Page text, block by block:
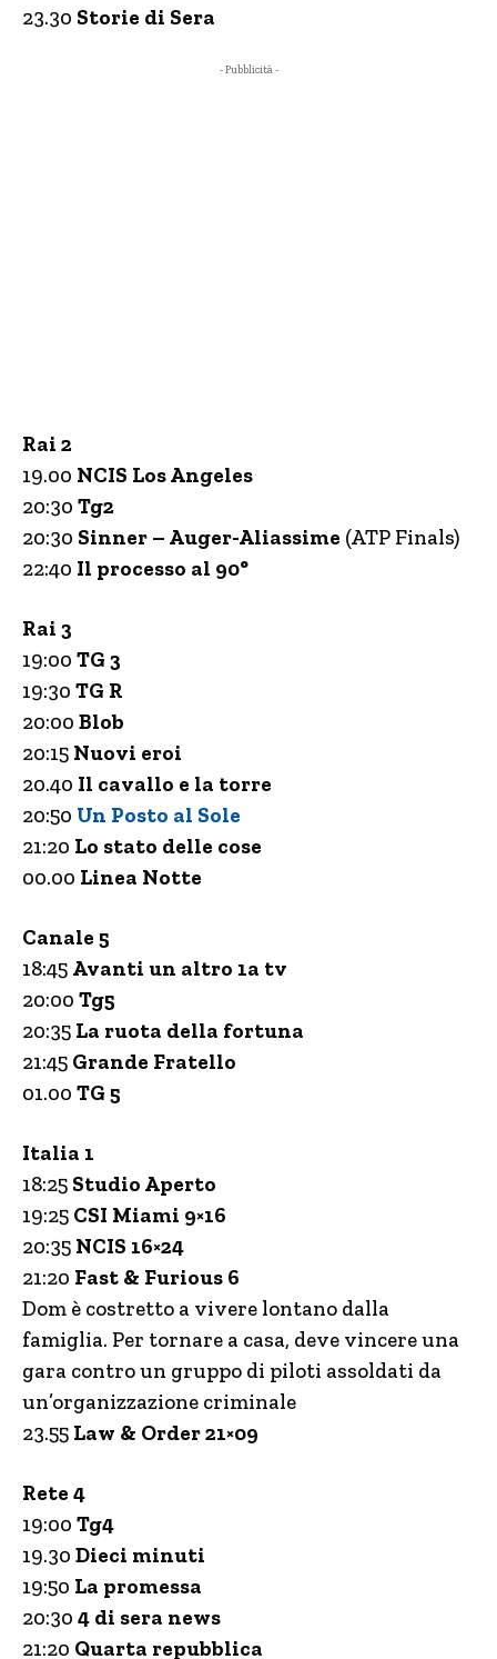
23.30 Storie di Sera
- Pubblicità -
Rai 2
19.00 NCIS Los Angeles
20:30 Tg2
20:30 Sinner – Auger-Aliassime (ATP Finals)
22:40 Il processo al 90°
Rai 3
19:00 TG 3
19:30 TG R
20:00 Blob
20:15 Nuovi eroi
20.40 Il cavallo e la torre
20:50 Un Posto al Sole
21:20 Lo stato delle cose
00.00 Linea Notte
Canale 5
18:45 Avanti un altro 1a tv
20:00 Tg5
20:35 La ruota della fortuna
21:45 Grande Fratello
01.00 TG 5
Italia 1
18:25 Studio Aperto
19:25 CSI Miami 9×16
20:35 NCIS 16×24
21:20 Fast & Furious 6
Dom è costretto a vivere lontano dalla
famiglia. Per tornare a casa, deve vincere una
gara contro un gruppo di piloti assoldati da
un’organizzazione criminale
23.55 Law & Order 21×09
Rete 4
19:00 Tg4
19.30 Dieci minuti
19:50 La promessa
20:30 4 di sera news
21:20 Quarta repubblica